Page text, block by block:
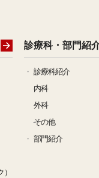
教室の5月のテーマ
タグラムをはじめま
」令和8年5月開催
査集計結果を掲載
診療科・部門紹
診療科紹介
内科
外科
その他
部門紹介